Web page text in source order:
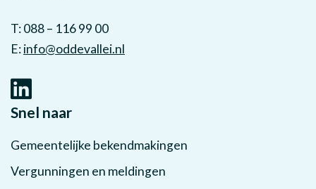
T: 088 – 116 99 00
E:info@oddevallei.nl
Snel naar
Gemeentelijke bekendmakingen
Vergunningen en meldingen